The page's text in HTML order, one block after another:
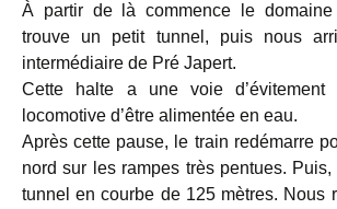
À partir de là commence le
trouve un petit tunnel, puis nous
intermédiaire de Pré Japert.
Cette halte a une voie d’évitement
locomotive d’être alimentée en eau.
Après cette pause, le train redémarre
nord sur les rampes très pentues.
tunnel en courbe de 125 mètres. Nous